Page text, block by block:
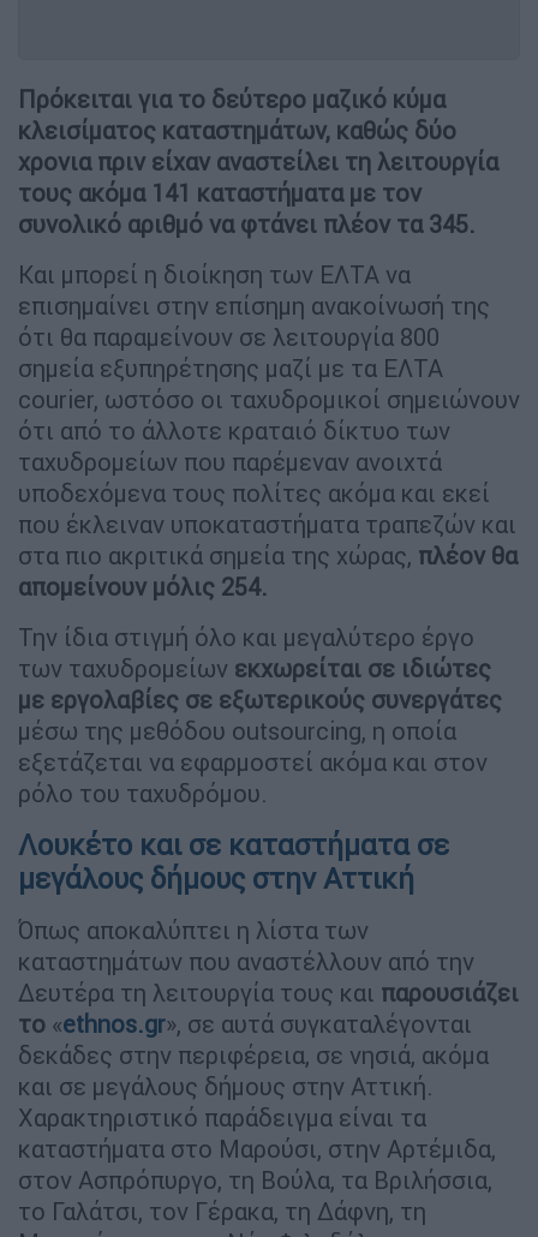
Πρόκειται για το δεύτερο μαζικό κύμα
κλεισίματος καταστημάτων, καθώς δύο
χρονια πριν είχαν αναστείλει τη λειτουργία
τους ακόμα 141 καταστήματα με τον
συνολικό αριθμό να φτάνει πλέον τα 345.
Και μπορεί η διοίκηση των ΕΛΤΑ να
επισημαίνει στην επίσημη ανακοίνωσή της
ότι θα παραμείνουν σε λειτουργία 800
σημεία εξυπηρέτησης μαζί με τα ΕΛΤΑ
courier, ωστόσο οι ταχυδρομικοί σημειώνουν
ότι από το άλλοτε κραταιό δίκτυο των
ταχυδρομείων που παρέμεναν ανοιχτά
υποδεχόμενα τους πολίτες ακόμα και εκεί
που έκλειναν υποκαταστήματα τραπεζών και
στα πιο ακριτικά σημεία της χώρας, πλέον θα
απομείνουν μόλις 254.
Την ίδια στιγμή όλο και μεγαλύτερο έργο
των ταχυδρομείων εκχωρείται σε ιδιώτες
με εργολαβίες σε εξωτερικούς συνεργάτες
μέσω της μεθόδου outsourcing, η οποία
εξετάζεται να εφαρμοστεί ακόμα και στον
ρόλο του ταχυδρόμου.
Λουκέτο και σε καταστήματα σε
μεγάλους δήμους στην Αττική
Όπως αποκαλύπτει η λίστα των
καταστημάτων που αναστέλλουν από την
Δευτέρα τη λειτουργία τους και παρουσιάζει
το «ethnos.gr», σε αυτά συγκαταλέγονται
δεκάδες στην περιφέρεια, σε νησιά, ακόμα
και σε μεγάλους δήμους στην Αττική.
Χαρακτηριστικό παράδειγμα είναι τα
καταστήματα στο Μαρούσι, στην Αρτέμιδα,
στον Ασπρόπυργο, τη Βούλα, τα Βριλήσσια,
το Γαλάτσι, τον Γέρακα, τη Δάφνη, τη